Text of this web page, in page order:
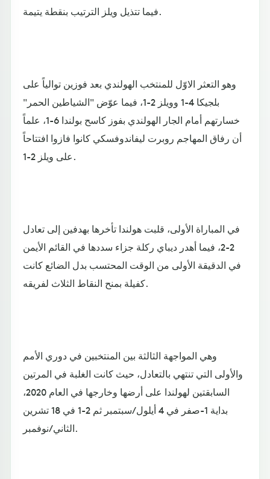
فيما تتذيل ويلز الترتيب بنقطة يتيمة.
وهو التعثر الاوّل للمنتخب الهولندي بعد فوزين توالياً على
بلجيكا 4-1 وويلز 2-1، فيما عوّض "الشياطين الحمر"
خسارتهم أمام الجار الهولندي بفوز كاسح بولندا 6-1، علماً
أن رفاق المهاجم روبرت ليفاندوفسكي كانوا فازوا افتتاحاً
على ويلز 2-1.
في المباراة الأولى، قلبت هولندا تأخرها بهدفين إلى تعادل
2-2، فيما أهدر ديباي ركلة جزاء سددها في القائم الأيمن
في الدقيقة الأولى من الوقت المحتسب بدل الضائع كانت
كفيلة بمنح النقاط الثلاث لفريقه.
وهي المواجهة الثالثة بين المنتخبين في دوري الأمم
والأولى التي تنتهي بالتعادل، حيث كانت الغلبة في المرتين
السابقتين لهولندا على أرضها وخارجها في العام 2020،
بداية 1-صفر في 4 أيلول/سبتمبر ثم 2-1 في 18 تشرين
الثاني/نوفمبر.